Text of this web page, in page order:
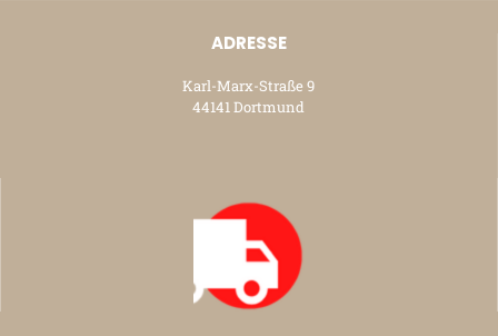
ADRESSE
Karl-Marx-Straße 9
44141 Dortmund